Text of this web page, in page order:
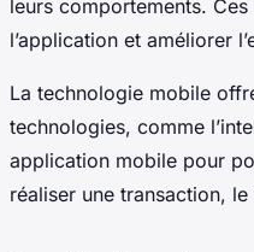
leurs comportements.
l’application et améliorer
La technologie mobile
technologies, comme
application mobile pour
réaliser une transaction,